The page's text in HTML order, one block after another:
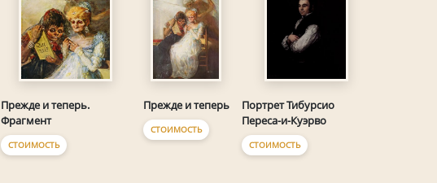
Прежде и теперь.
Фрагмент
СТОИМОСТЬ
Прежде и теперь
СТОИМОСТЬ
Портрет Тибурсио
Переса-и-Куэрво
СТОИМОСТЬ